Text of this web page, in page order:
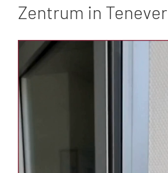
Zentrum in Tenever